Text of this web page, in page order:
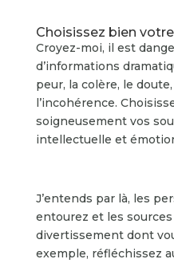
Choisissez bien
Croyez-moi, il est
d’informations
peur, la colère, le
l’incohérence.
soigneusement vos
intellectuelle et
J’entends par là, les
entourez et les
divertissement dont
exemple, réfléchissez